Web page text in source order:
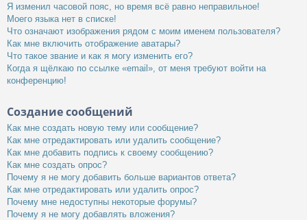
Я изменил часовой пояс, но время всё равно неправильное!
Моего языка нет в списке!
Что означают изображения рядом с моим именем пользователя?
Как мне включить отображение аватары?
Что такое звание и как я могу изменить его?
Когда я щёлкаю по ссылке «email», от меня требуют войти на
конференцию!
Создание сообщений
Как мне создать новую тему или сообщение?
Как мне отредактировать или удалить сообщение?
Как мне добавить подпись к своему сообщению?
Как мне создать опрос?
Почему я не могу добавить больше вариантов ответа?
Как мне отредактировать или удалить опрос?
Почему мне недоступны некоторые форумы?
Почему я не могу добавлять вложения?